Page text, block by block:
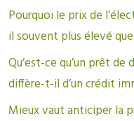
Pourquoi le prix de
il souvent plus élevé
Qu’est‑ce qu’un prêt
diffère‑t‑il d’un crédit
Mieux vaut anticiper la